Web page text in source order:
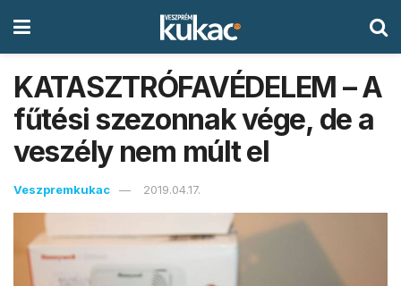
KATASZTRÓFAVÉDELEM – A
fűtési szezonnak vége, de a
veszély nem múlt el
Veszpremkukac 2019.04.17.